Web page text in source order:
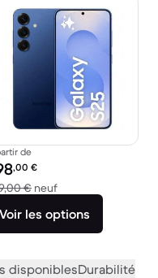
de
reconditionné :
,00 €
€ neufcontre 799,00 €
Voir les options
disponiblesDurabilité